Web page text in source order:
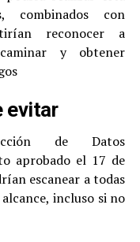
combinados con
reconocer a
y obtener
evitar
de Datos
aprobado el 17 de
escanear a todas
incluso si no